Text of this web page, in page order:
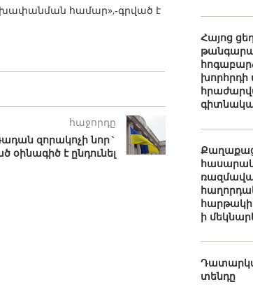
խափանման համար»,-գրված է
հաջորդը
զորակոչի նոր`
է ընդունել
Հայոց
խորհրդի
հարթակի
ի
տենդը